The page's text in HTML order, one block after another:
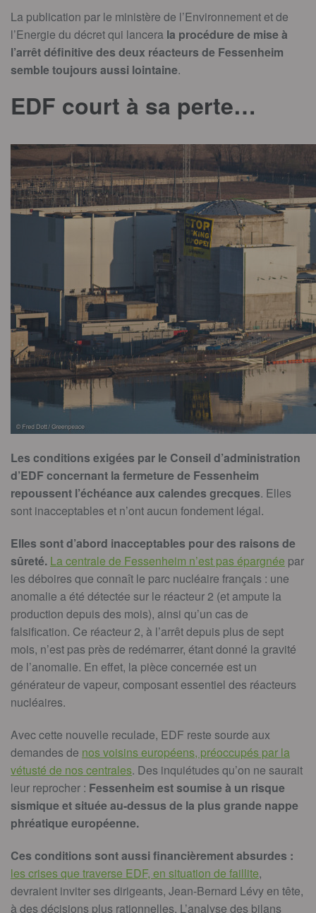
La publication par le ministère de l’Environnement et de
l’Energie du décret qui lancera la procédure de mise à
l’arrêt définitive des deux réacteurs de Fessenheim
semble toujours aussi lointaine.
EDF court à sa perte…
Les conditions exigées par le Conseil d’administration
d’EDF concernant la fermeture de Fessenheim
repoussent l’échéance aux calendes grecques. Elles
sont inacceptables et n’ont aucun fondement légal.
Elles sont d’abord inacceptables pour des raisons de
sûreté. La centrale de Fessenheim n’est pas épargnée par
les déboires que connaît le parc nucléaire français : une
anomalie a été détectée sur le réacteur 2 (et ampute la
production depuis des mois), ainsi qu’un cas de
falsification. Ce réacteur 2, à l’arrêt depuis plus de sept
mois, n’est pas près de redémarrer, étant donné la gravité
de l’anomalie. En effet, la pièce concernée est un
générateur de vapeur, composant essentiel des réacteurs
nucléaires.
Avec cette nouvelle reculade, EDF reste sourde aux
demandes de nos voisins européens, préoccupés par la
vétusté de nos centrales. Des inquiétudes qu’on ne saurait
leur reprocher : Fessenheim est soumise à un risque
sismique et située au-dessus de la plus grande nappe
phréatique européenne.
Ces conditions sont aussi financièrement absurdes :
les crises que traverse EDF, en situation de faillite,
devraient inviter ses dirigeants, Jean-Bernard Lévy en tête,
à des décisions plus rationnelles. L’analyse des bilans